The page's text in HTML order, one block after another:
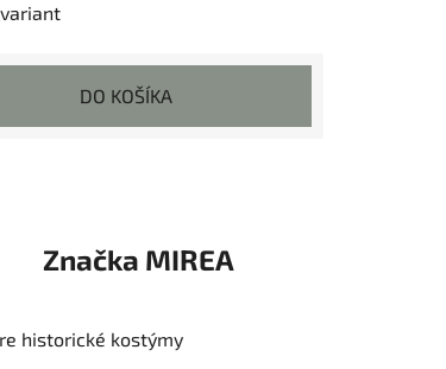
DO KOŠÍKA
Značka MIREA
historické kostýmy